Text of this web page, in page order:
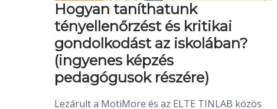
Hogyan taníthatunk
tényellenőrzést és kritikai
gondolkodást az iskolában?
(ingyenes képzés
pedagógusok részére)
Lezárult a MotiMore és az ELTE TINLAB közös